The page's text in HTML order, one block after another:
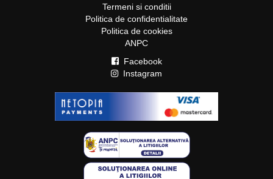
Termeni si conditii
Politica de confidentialitate
Politica de cookies
ANPC
Facebook
Instagram